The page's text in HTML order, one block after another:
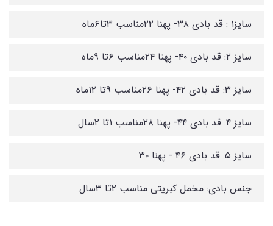
سایز۱ : قد بادی ۳۸- پهنا ۲۲مناسب ۳تا۶ماه
سایز ۲: قد بادی ۴۰- پهنا ۲۴مناسب ۶تا ۹ماه
سایز ۳: قد بادی ۴۲- پهنا ۲۶مناسب ۹تا ۱۲ماه
سایز ۴: قد بادی ۴۴- پهنا ۲۸مناسب ۱تا ۲سال
سایز ۵: قد بادی ۴۶ - پهنا ۳۰
جنس بادی: مخمل کبریتی مناسب ۲تا ۳سال